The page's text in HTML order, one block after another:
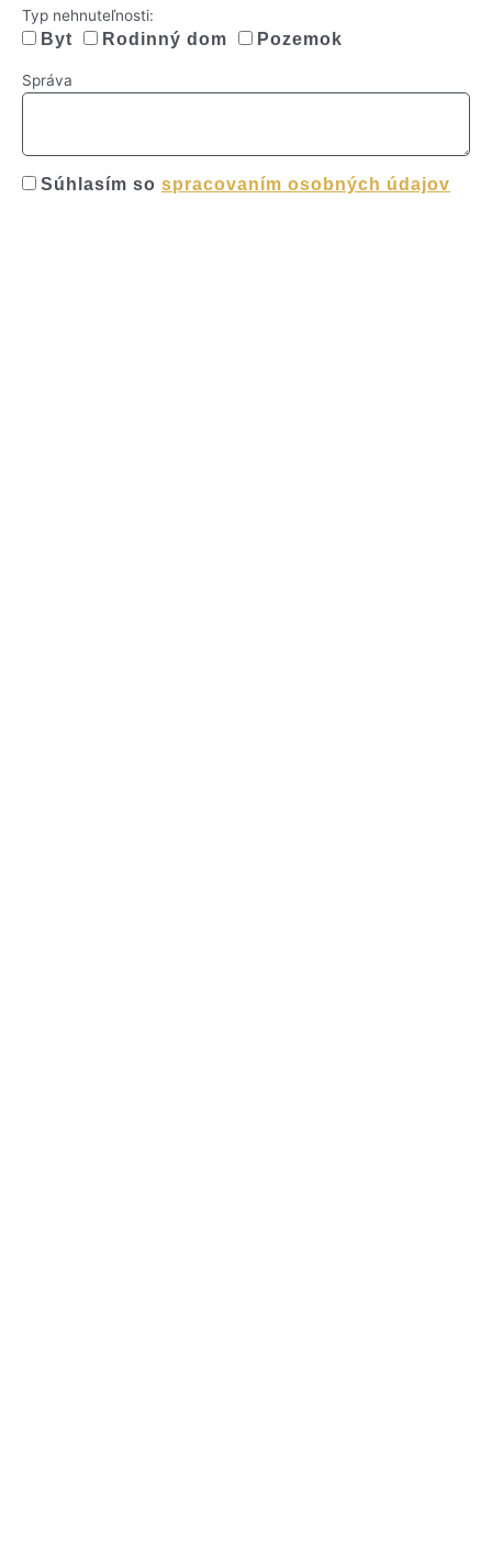
Typ nehnuteľnosti:
Byt Rodinný dom Pozemok
Správa
Súhlasím so spracovaním osobných údajov